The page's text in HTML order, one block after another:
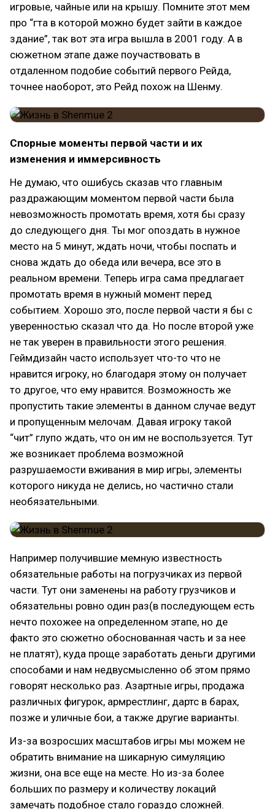
игровые, чайные или на крышу. Помните этот мем
про “гта в которой можно будет зайти в каждое
здание”, так вот эта игра вышла в 2001 году. А в
сюжетном этапе даже поучаствовать в
отдаленном подобие событий первого Рейда,
точнее наоборот, это Рейд похож на Шенму.
Спорные моменты первой части и их
изменения и иммерсивность
Не думаю, что ошибусь сказав что главным
раздражающим моментом первой части была
невозможность промотать время, хотя бы сразу
до следующего дня. Ты мог опоздать в нужное
место на 5 минут, ждать ночи, чтобы поспать и
снова ждать до обеда или вечера, все это в
реальном времени. Теперь игра сама предлагает
промотать время в нужный момент перед
событием. Хорошо это, после первой части я бы с
уверенностью сказал что да. Но после второй уже
не так уверен в правильности этого решения.
Геймдизайн часто использует что-то что не
нравится игроку, но благодаря этому он получает
то другое, что ему нравится. Возможность же
пропустить такие элементы в данном случае ведут
и пропущенным мелочам. Давая игроку такой
“чит” глупо ждать, что он им не воспользуется. Тут
же возникает проблема возможной
разрушаемости вживания в мир игры, элементы
которого никуда не делись, но частично стали
необязательными.
Например получившие мемную известность
обязательные работы на погрузчиках из первой
части. Тут они заменены на работу грузчиков и
обязательны ровно один раз(в последующем есть
нечто похожее на определенном этапе, но де
факто это сюжетно обоснованная часть и за нее
не платят), куда проще заработать деньги другими
способами и нам недвусмысленно об этом прямо
говорят несколько раз. Азартные игры, продажа
различных фигурок, армрестлинг, дартс в барах,
позже и уличные бои, а также другие варианты.
Из-за возросших масштабов игры мы можем не
обратить внимание на шикарную симуляцию
жизни, она все еще на месте. Но из-за более
больших по размеру и количеству локаций
замечать подобное стало гораздо сложней.